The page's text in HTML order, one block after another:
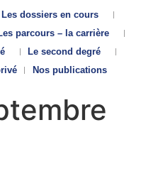
Les dossiers en cours
parcours – la carrière
Le second degré
Nos publications